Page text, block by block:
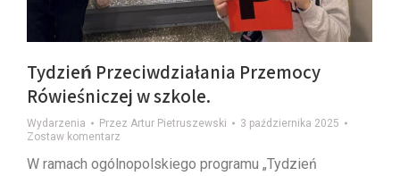
Tydzień Przeciwdziałania Przemocy
Rówieśniczej w szkole.
Wydarzenia Przez Artur Pietruszewski
3 października 2025
Zostaw komentarz
W ramach ogólnopolskiego programu „Tydzień